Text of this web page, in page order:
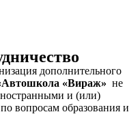
дополнительного
«Вираж» не
и (или)
вопросам образования и